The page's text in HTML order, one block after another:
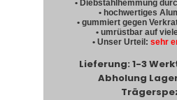
• Diebstahlhemmung
• hochwertiges
• gummiert gegen
• umrüstbar auf
• Unser Urteil: sehr
Lieferung: 1-3
Abholung